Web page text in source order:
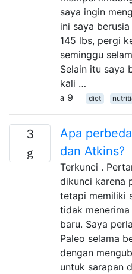
saya ingin
ini saya
145 lbs, pergi
seminggu
Selain itu saya
kali …
9
diet
3
Apa
dan Atkins?
Terkunci .
dikunci karena
tetapi memiliki
tidak
baru. Saya
Paleo selama
dengan
untuk sarapan